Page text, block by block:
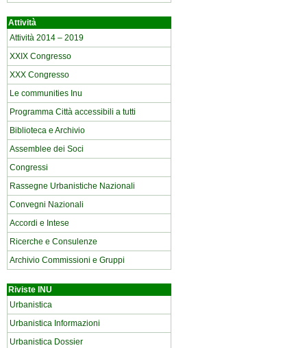
Attività
Attività 2014 – 2019
XXIX Congresso
XXX Congresso
Le communities Inu
Programma Città accessibili a tutti
Biblioteca e Archivio
Assemblee dei Soci
Congressi
Rassegne Urbanistiche Nazionali
Convegni Nazionali
Accordi e Intese
Ricerche e Consulenze
Archivio Commissioni e Gruppi
Riviste INU
Urbanistica
Urbanistica Informazioni
Urbanistica Dossier